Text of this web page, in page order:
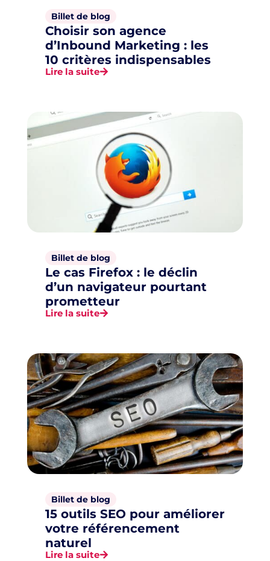
Billet de blog
Choisir son agence
d’Inbound Marketing : les
10 critères indispensables
Lire la suite
Billet de blog
Le cas Firefox : le déclin
d’un navigateur pourtant
prometteur
Lire la suite
Billet de blog
15 outils SEO pour améliorer
votre référencement
naturel
Lire la suite